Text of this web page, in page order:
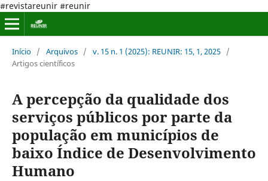
#revistareunir #reunir
Início / Arquivos / v. 15 n. 1 (2025): REUNIR: 15, 1, 2025 /
Artigos científicos
A percepção da qualidade dos
serviços públicos por parte da
população em municípios de
baixo Índice de Desenvolvimento
Humano